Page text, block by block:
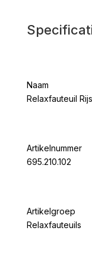
Naam
Relaxfauteuil
Artikelnummer
695.210.102
Artikelgroep
Relaxfauteuils